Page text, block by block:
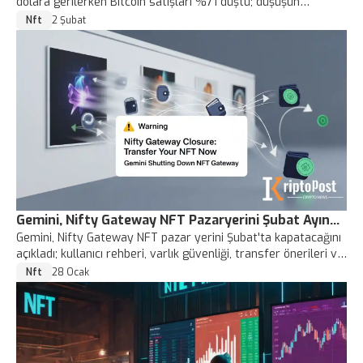
nedenleri, pazar etkileri ve yatırımcı tepkileri analiz ediliyor.
Nft 2 Şubat
Gemini, Nifty Gateway NFT Pazaryerini Şubat Ayında
Kapatıyor
Gemini, Nifty Gateway NFT pazar yerini Şubat'ta kapatacağını
açıkladı; kullanıcı rehberi, varlık güvenliği, transfer önerileri ve
alternatif platformların pazar üzerindeki etkileri hakkında bilgi
edinin.
Nft 28 Ocak